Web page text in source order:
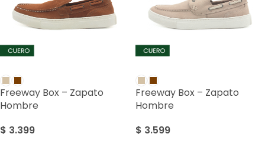
Freeway Box – Zapato
Hombre
$ 3.399
Freeway Box – Zapato
Hombre
$ 3.599